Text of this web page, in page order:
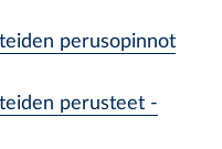
perusopinnot
perusteet -